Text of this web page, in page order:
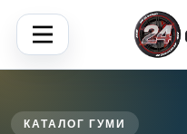
КАТАЛОГ ГУМИ